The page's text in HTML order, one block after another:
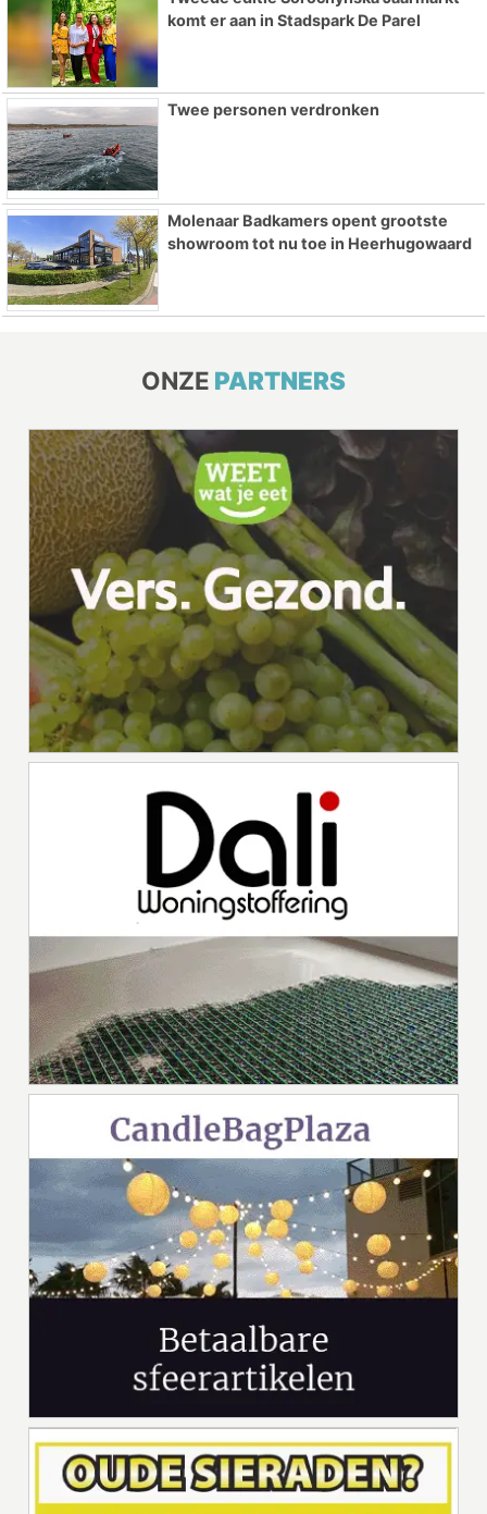
komt er aan in Stadspark De Parel
Twee personen verdronken
Molenaar Badkamers opent grootste
showroom tot nu toe in Heerhugowaard
ONZE PARTNERS